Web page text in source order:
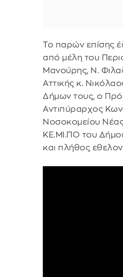
Το παρών επίσης
από μέλη του
Μανούρης, Ν.
Αττικής κ.
Δήμων τους, ο
Αντιπύραρχος
Νοσοκομείου
ΚΕ.ΜΙ.ΠΟ του
και πλήθος